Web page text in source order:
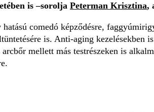
is –sorolja Peterman Krisztina,
comedó képződésre,
is. Anti-aging kezelésekben
arcbőr mellett más testrészeken is